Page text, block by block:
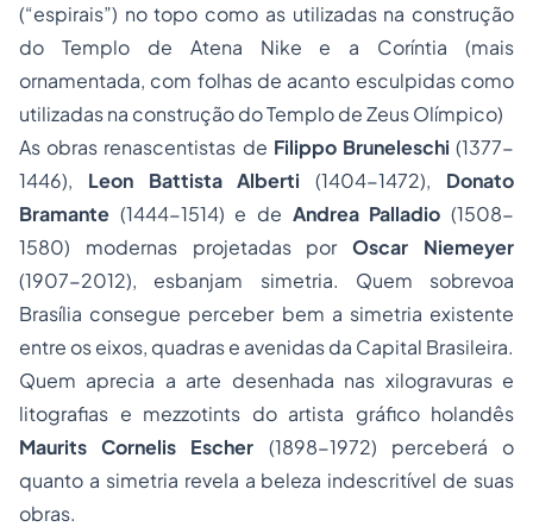
(“espirais”) no topo como as utilizadas na construção
do Templo de Atena Nike e a Coríntia (mais
ornamentada, com folhas de acanto esculpidas como
utilizadas na construção do Templo de Zeus Olímpico)
As obras renascentistas de Filippo Bruneleschi (1377-
1446), Leon Battista Alberti (1404-1472), Donato
Bramante (1444-1514) e de Andrea Palladio (1508-
1580) modernas projetadas porOscar Niemeyer
(1907-2012), esbanjam simetria. Quem sobrevoa
Brasília consegue perceber bem a simetria existente
entre os eixos, quadras e avenidas da Capital Brasileira.
Quem aprecia a arte desenhada nas xilogravuras e
litografias e mezzotints do artista gráfico holandês
Maurits Cornelis Escher (1898-1972) perceberá o
quanto a simetria revela a beleza indescritível de suas
obras.